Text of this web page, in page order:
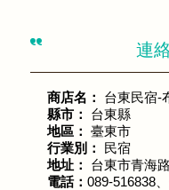
連
商店名：
台東民宿-
縣市：
台東縣
地區： 臺東市
行業別：
民宿
地址：
台東市青海
電話： 089-516838